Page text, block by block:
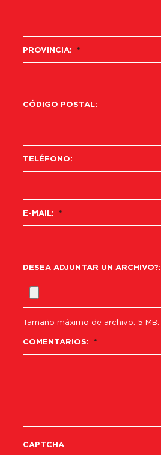
PROVINCIA: *
CÓDIGO POSTAL:
TELÉFONO:
E-MAIL: *
DESEA ADJUNTAR UN ARCHIVO?:
Tamaño máximo de archivo: 5 MB.
COMENTARIOS: *
CAPTCHA